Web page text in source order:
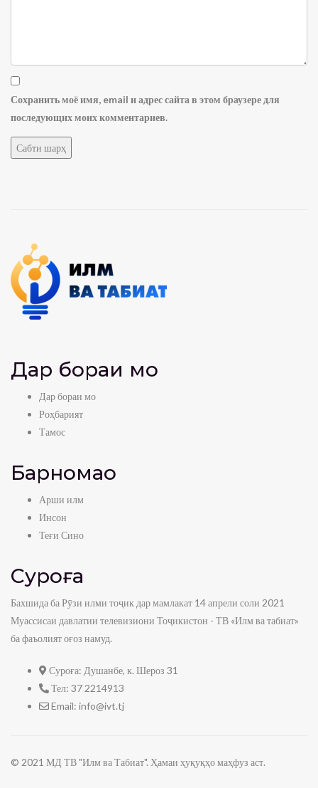
Сохранить моё имя, email и адрес сайта в этом браузере для
последующих моих комментариев.
Дар бораи мо
Дар бораи мо
Роҳбарият
Тамос
Барномаҳо
Арши илм
Инсон
Теғи Сино
Суроға
Бахшида ба Рӯзи илми тоҷик дар мамлакат 14 апрели соли 2021
Муассисаи давлатии телевизиони Тоҷикистон - ТВ «Илм ва табиат»
ба фаъолият оғоз намуд.
Суроға: Душанбе, к. Шероз 31
Тел: 37 2214913
Email: info@ivt.tj
© 2021 МД ТВ "Илм ва Табиат". Ҳамаи ҳуқуқҳо маҳфуз аст.